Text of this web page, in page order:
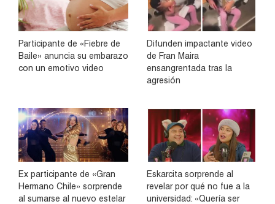
Participante de «Fiebre de
Baile» anuncia su embarazo
con un emotivo video
Difunden impactante video
de Fran Maira
ensangrentada tras la
agresión
Ex participante de «Gran
Hermano Chile» sorprende
al sumarse al nuevo estelar
Eskarcita sorprende al
revelar por qué no fue a la
universidad: «Quería ser